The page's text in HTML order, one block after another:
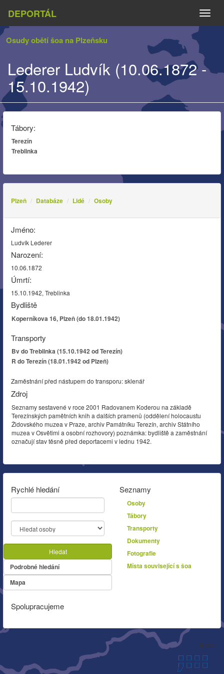
DEPORTÁL
Osudy obětí šoa na Plzeňsku
Lederer Ludvík (10.06.1872 -
15.10.1942)
Tábory:
Terezín
Treblinka
Plzeň Databáze Lidé Osoby
Jméno:
Ludvík Lederer
Narození:
10.06.1872
Úmrtí:
15.10.1942, Treblinka
Bydliště
Koperníkova 16, Plzeň (do 18.01.1942)
Transporty
Bv do Treblinka (15.10.1942 od Terezín)
R do Terezín (18.01.1942 od Plzeň)
Zaměstnání před nástupem do transporu: sklenář
Zdroj
Seznamy sestavené v roce 2001 Radovanem Koderou na základě
Terezínských pamětních knih a dalších pramenů (oddělení holocaustu
Židovského muzea v Praze, archiv Památníku Terezín, archiv Státního
muzea v Osvětimi a osobní rozhovory) poznámka: bydliště a zaměstnání
označují stav těsně před deportacemi v lednu 1942.
Rychlé hledání
Hledat
Podrobné hledání
Mapa
Seznamy
Osoby
Tábory
Transporty
Dokumenty
Fotografie
Místa související s šoa
Spolupracujeme
Autor